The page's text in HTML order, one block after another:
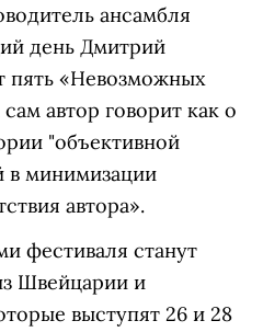
ансамбля
день Дмитрий
пять «Невозможных
автор говорит как о
"объективной
в минимизации
автора».
фестиваля станут
Швейцарии и
выступят 26 и 28